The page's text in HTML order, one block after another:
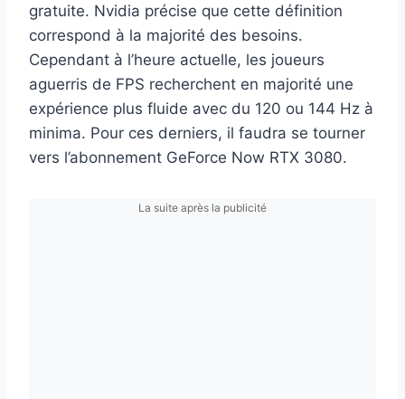
gratuite. Nvidia précise que cette définition
correspond à la majorité des besoins.
Cependant à l’heure actuelle, les joueurs
aguerris de FPS recherchent en majorité une
expérience plus fluide avec du 120 ou 144 Hz à
minima. Pour ces derniers, il faudra se tourner
vers l’abonnement GeForce Now RTX 3080.
La suite après la publicité